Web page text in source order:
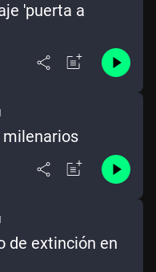
'puerta a
milenarios
de extinción en